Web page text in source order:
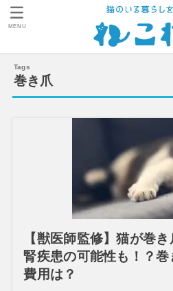
MENU
巻き爪
【獣医師監修】猫が巻
腎疾患の可能性も！？巻
費用は？